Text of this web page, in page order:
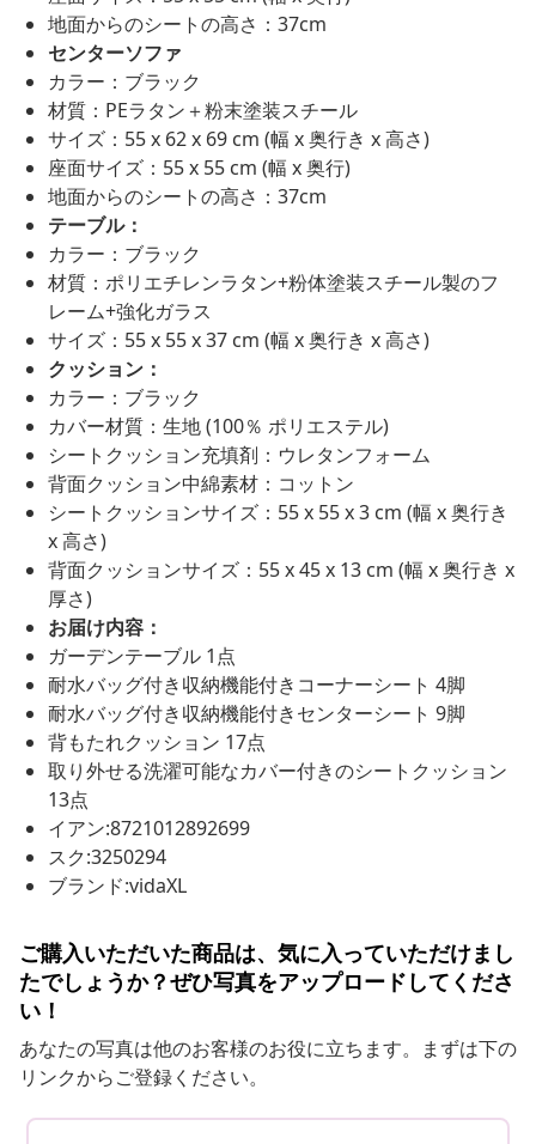
地面からのシートの高さ：37cm
センターソファ
カラー：ブラック
材質：PEラタン＋粉末塗装スチール
サイズ：55 x 62 x 69 cm (幅 x 奥行き x 高さ)
座面サイズ：55 x 55 cm (幅 x 奥行)
地面からのシートの高さ：37cm
テーブル：
カラー：ブラック
材質：ポリエチレンラタン+粉体塗装スチール製のフ
レーム+強化ガラス
サイズ：55 x 55 x 37 cm (幅 x 奥行き x 高さ)
クッション：
カラー：ブラック
カバー材質：生地 (100％ ポリエステル)
シートクッション充填剤：ウレタンフォーム
背面クッション中綿素材：コットン
シートクッションサイズ：55 x 55 x 3 cm (幅 x 奥行き
x 高さ)
背面クッションサイズ：55 x 45 x 13 cm (幅 x 奥行き x
厚さ)
お届け内容：
ガーデンテーブル 1点
耐水バッグ付き収納機能付きコーナーシート 4脚
耐水バッグ付き収納機能付きセンターシート 9脚
背もたれクッション 17点
取り外せる洗濯可能なカバー付きのシートクッション
13点
イアン:8721012892699
スク:3250294
ブランド:vidaXL
ご購入いただいた商品は、気に入っていただけまし
たでしょうか？ぜひ写真をアップロードしてくださ
い！
あなたの写真は他のお客様のお役に立ちます。まずは下の
リンクからご登録ください。